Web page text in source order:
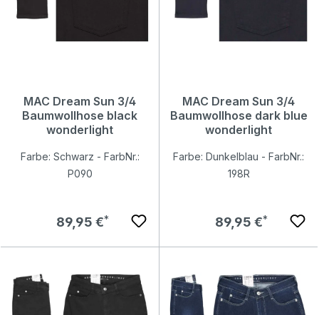
MAC Dream Sun 3/4
Baumwollhose black
wonderlight
Farbe: Schwarz - FarbNr.:
P090
Regulärer Preis:
89,95 €
MAC Dream Sun 3/4
Baumwollhose dark blue
wonderlight
Farbe: Dunkelblau - FarbNr.:
198R
Regulärer Preis:
89,95 €